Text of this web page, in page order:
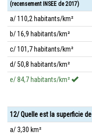
(recensement INSEE de 2017)
a/ 110,2 habitants/km²
b/ 16,9 habitants/km²
c/ 101,7 habitants/km²
d/ 50,8 habitants/km²
e/ 84,7 habitants/km²
12/ Quelle est la superficie
a/ 3,30 km²